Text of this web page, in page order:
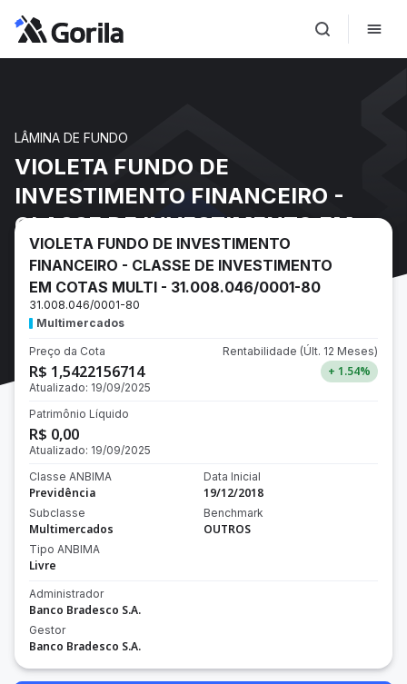
LÂMINA DE FUNDO
VIOLETA FUNDO DE
INVESTIMENTO FINANCEIRO -
CLASSE DE INVESTIMENTO EM
COTAS MULTI - 31.008.046/0001-
80
VIOLETA FUNDO DE INVESTIMENTO
FINANCEIRO - CLASSE DE INVESTIMENTO
EM COTAS MULTI - 31.008.046/0001-80
31.008.046/0001-80
Multimercados
Preço da Cota
R$ 1,5422156714
Atualizado: 19/09/2025
Rentabilidade (Últ. 12 Meses)
+ 1.54%
Patrimônio Líquido
R$ 0,00
Atualizado: 19/09/2025
Classe ANBIMA
Previdência
Subclasse
Multimercados
Tipo ANBIMA
Livre
Data Inicial
19/12/2018
Benchmark
OUTROS
Administrador
Banco Bradesco S.A.
Gestor
Banco Bradesco S.A.